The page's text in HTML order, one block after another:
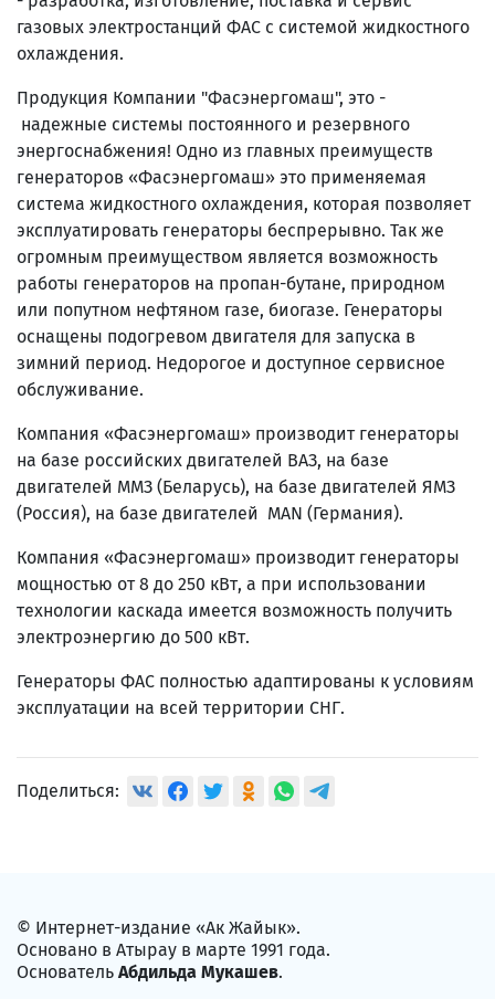
газовых электростанций ФАС с системой жидкостного
охлаждения.
Продукция Компании "Фасэнергомаш", это -
надежные системы постоянного и резервного
энергоснабжения! Одно из главных преимуществ
генераторов «Фасэнергомаш» это применяемая
система жидкостного охлаждения, которая позволяет
эксплуатировать генераторы беспрерывно. Так же
огромным преимуществом является возможность
работы генераторов на пропан-бутане, природном
или попутном нефтяном газе, биогазе. Генераторы
оснащены подогревом двигателя для запуска в
зимний период. Недорогое и доступное сервисное
обслуживание.
Компания «Фасэнергомаш» производит генераторы
на базе российских двигателей ВАЗ, на базе
двигателей ММЗ (Беларусь), на базе двигателей ЯМЗ
(Россия), на базе двигателей MAN (Германия).
Компания «Фасэнергомаш» производит генераторы
мощностью от 8 до 250 кВт, а при использовании
технологии каскада имеется возможность получить
электроэнергию до 500 кВт.
Генераторы ФАС полностью адаптированы к условиям
эксплуатации на всей территории СНГ.
Поделиться:
© Интернет-издание «Ак Жайык».
Основано в Атырау в марте 1991 года.
Основатель Абдильда Мукашев.